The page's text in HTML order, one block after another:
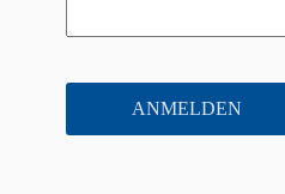
ANMELDEN